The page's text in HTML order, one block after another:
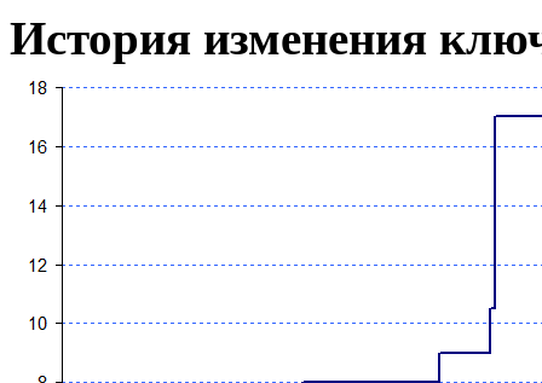
История изменения